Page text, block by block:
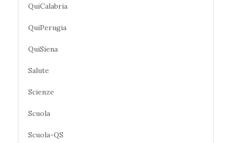
QuiCalabria
QuiPerugia
QuiSiena
Salute
Scienze
Scuola
Scuola-QS